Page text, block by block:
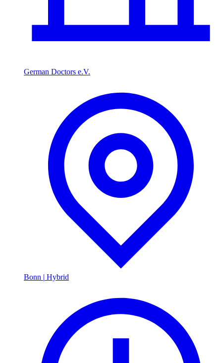
German Doctors e.V.
Bonn | Hybrid